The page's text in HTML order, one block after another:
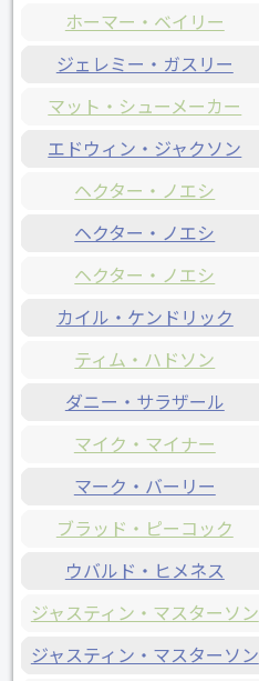
ホーマー・ベイリー
ジェレミー・ガスリー
マット・シューメーカー
エドウィン・ジャクソン
ヘクター・ノエシ
ヘクター・ノエシ
ヘクター・ノエシ
カイル・ケンドリック
ティム・ハドソン
ダニー・サラザール
マイク・マイナー
マーク・バーリー
ブラッド・ピーコック
ウバルド・ヒメネス
ジャスティン・マスターソン
ジャスティン・マスターソン